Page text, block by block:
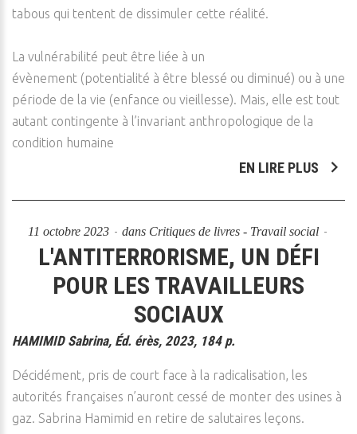
tabous qui tentent de dissimuler cette réalité.
La vulnérabilité peut être liée à un
évènement (potentialité à être blessé ou diminué) ou à une
période de la vie (enfance ou vieillesse). Mais, elle est tout
autant contingente à l’invariant anthropologique de la
condition humaine
EN LIRE PLUS
11 octobre 2023 dans Critiques de livres - Travail social
L'ANTITERRORISME, UN DÉFI
POUR LES TRAVAILLEURS
SOCIAUX
HAMIMID Sabrina, Éd. érès, 2023, 184 p.
Décidément, pris de court face à la radicalisation, les
autorités françaises n’auront cessé de monter des usines à
gaz. Sabrina Hamimid en retire de salutaires leçons.